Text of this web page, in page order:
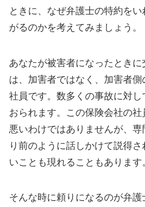
ときに、なぜ弁護士の特約を
がるのかを考えてみましょう。
あなたが被害者になったとき
は、加害者ではなく、加害者
社員です。数多くの事故に対し
おられます。この保険会社の
悪いわけではありませんが、専
り前のように話しかけて説得
いことも現れることもあります
そんな時に頼りになるのが弁